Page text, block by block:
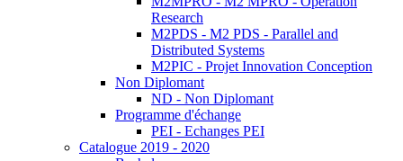
Research
M2PDS - M2 PDS - Parallel and
Distributed Systems
M2PIC - Projet Innovation Conception
Non Diplomant
ND - Non Diplomant
Programme d'échange
PEI - Echanges PEI
Catalogue 2019 - 2020